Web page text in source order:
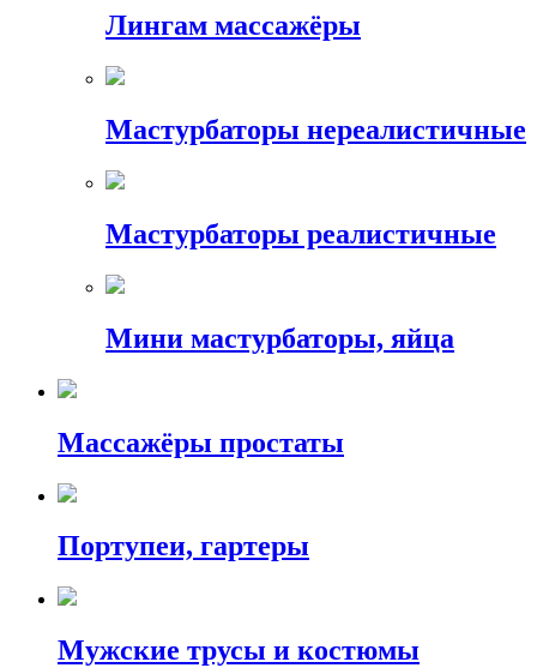
Лингам массажёры
Мастурбаторы нереалистичные
Мастурбаторы реалистичные
Мини мастурбаторы, яйца
Массажёры простаты
Портупеи, гартеры
Мужские трусы и костюмы